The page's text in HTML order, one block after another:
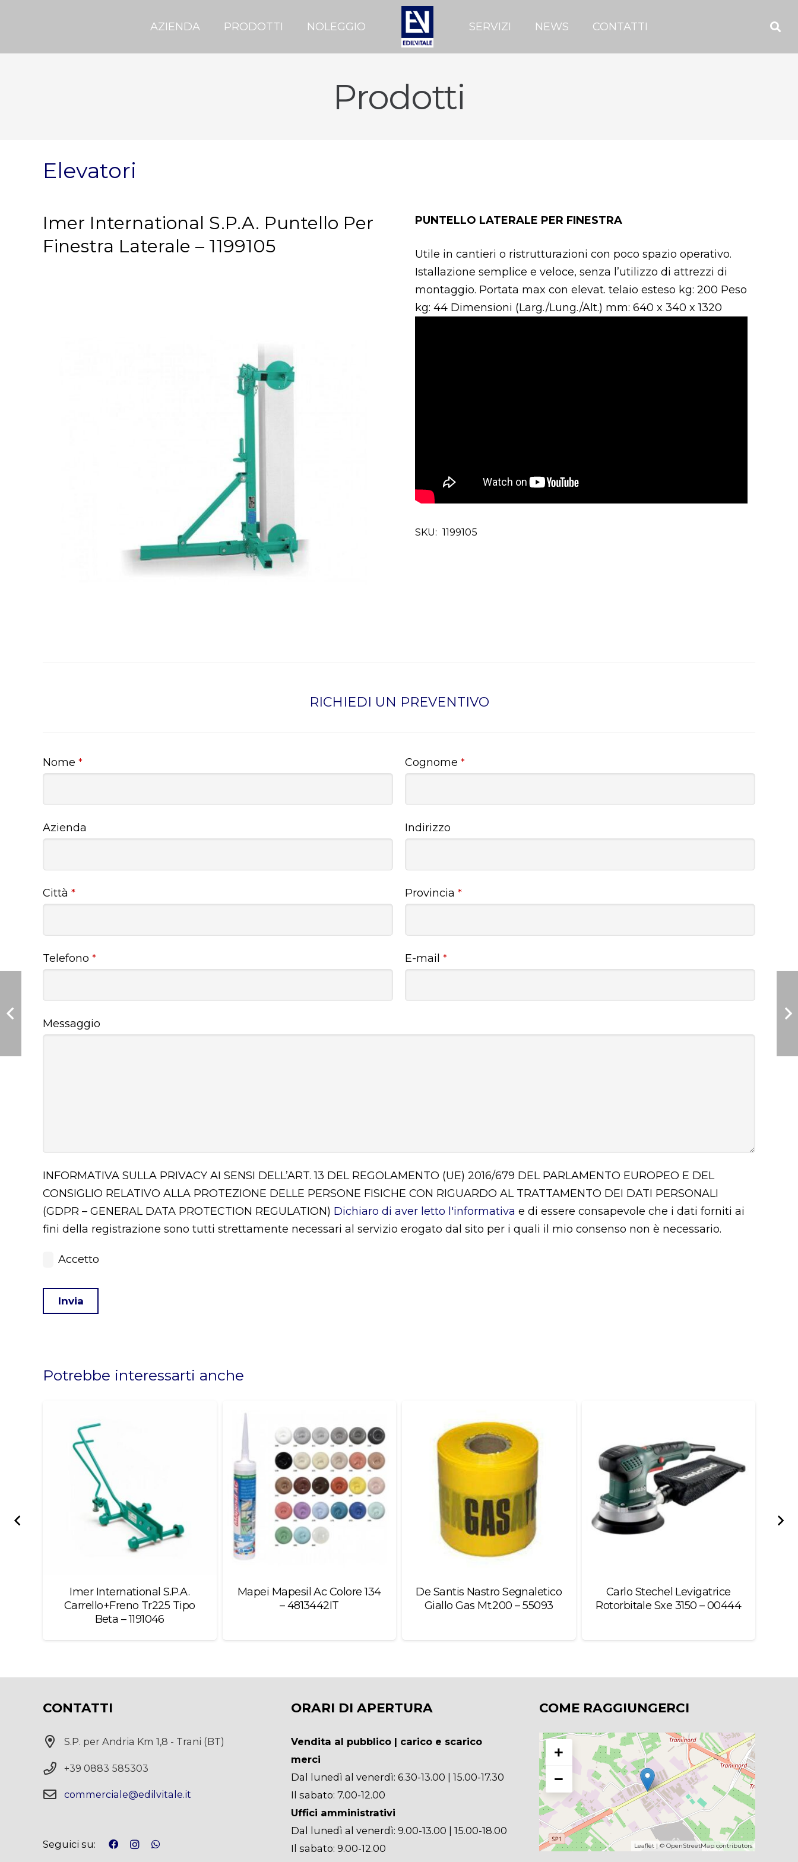
AZIENDA PRODOTTI NOLEGGIO SERVIZI NEWS CONTATTI
Prodotti
Elevatori
Imer International S.P.A. Puntello Per
Finestra Laterale – 1199105
PUNTELLO LATERALE PER FINESTRA
Utile in cantieri o ristrutturazioni con poco spazio operativo.
Istallazione semplice e veloce, senza l’utilizzo di attrezzi di
montaggio. Portata max con elevat. telaio esteso kg: 200 Peso
kg: 44 Dimensioni (Larg./Lung./Alt.) mm: 640 x 340 x 1320
SKU: 1199105
RICHIEDI UN PREVENTIVO
Nome *
Azienda
Città *
Telefono *
Cognome *
Indirizzo
Provincia *
E-mail *
Messaggio
INFORMATIVA SULLA PRIVACY AI SENSI DELL’ART. 13 DEL REGOLAMENTO (UE) 2016/679 DEL PARLAMENTO EUROPEO E DEL
CONSIGLIO RELATIVO ALLA PROTEZIONE DELLE PERSONE FISICHE CON RIGUARDO AL TRATTAMENTO DEI DATI PERSONALI
(GDPR – GENERAL DATA PROTECTION REGULATION) Dichiaro di aver letto l'informativa e di essere consapevole che i dati forniti ai
fini della registrazione sono tutti strettamente necessari al servizio erogato dal sito per i quali il mio consenso non è necessario.
Accetto
Invia
should
Potrebbe interessarti anche
Imer International S.P.A.
Tr225 Tipo
Beta – 1191046
Mapei Mapesil Ac Colore 134
De Santis Nastro Segnaletico
Giallo Gas Mt.200 – 55093
Carlo Stechel Levigatrice
Rotorbitale Sxe 3150 – 00444
Base Scarpa
CONTATTI
S.P. per Andria Km 1,8 - Trani (BT)
+39 0883 585303
commerciale@edilvitale.it
Seguici su:
ORARI DI APERTURA
Vendita al pubblico | carico e scarico
merci
Dal lunedì al venerdì: 6.30-13.00 | 15.00-17.30
Il sabato: 7.00-12.00
Uffici amministrativi
Dal lunedì al venerdì: 9.00-13.00 | 15.00-18.00
Il sabato: 9.00-12.00
COME RAGGIUNGERCI
+
−
Leaflet| © OpenStreetMapcontributors